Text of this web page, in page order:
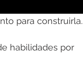
para construirla.
habilidades por